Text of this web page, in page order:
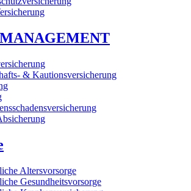
& Kautionsversicherung
Altersvorsorge
Gesundheitsvorsorge